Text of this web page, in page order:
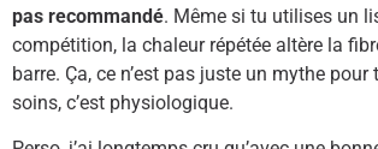
pas recommandé. Même si tu utilises un
compétition, la chaleur répétée altère la
barre. Ça, ce n’est pas juste un mythe pour
soins, c’est physiologique.